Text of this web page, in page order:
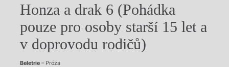
Honza a drak 6 (Pohádka
pouze pro osoby starší 15 let a
v doprovodu rodičů)
Beletrie– Próza